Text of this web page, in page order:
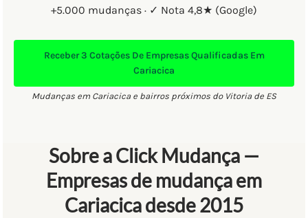
+5.000 mudanças · ✓ Nota 4,8★ (Google)
Receber3 CotaçõesDe Empresas Qualificadas Em
Cariacica
Mudanças em Cariacica e bairros próximos do Vitoria de ES
Sobre a Click Mudança —
Empresas de mudança em
Cariacica desde 2015